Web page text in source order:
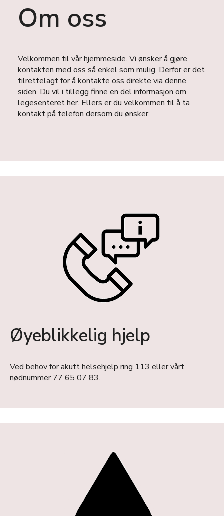
Om oss
Velkommen til vår hjemmeside. Vi ønsker å gjøre
kontakten med oss så enkel som mulig. Derfor er det
tilrettelagt for å kontakte oss direkte via denne
siden. Du vil i tillegg finne en del informasjon om
legesenteret her. Ellers er du velkommen til å ta
kontakt på telefon dersom du ønsker.
Øyeblikkelig hjelp
Ved behov for akutt helsehjelp ring 113 eller vårt
nødnummer 77 65 07 83.